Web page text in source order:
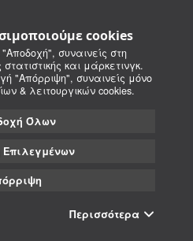
cookies
συναινείς στη
και μάρκετινγκ.
"Απόρριψη", συναινείς μόνο
& λειτουργικών cookies.
Όλων
Περισσότερα